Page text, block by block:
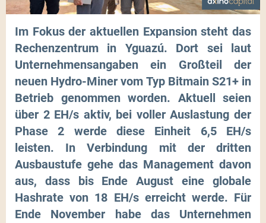
Im Fokus der aktuellen Expansion steht das
Rechenzentrum in Yguazú. Dort sei laut
Unternehmensangaben ein Großteil der
neuen Hydro-Miner vom Typ Bitmain S21+ in
Betrieb genommen worden. Aktuell seien
über 2 EH/s aktiv, bei voller Auslastung der
Phase 2 werde diese Einheit 6,5 EH/s
leisten. In Verbindung mit der dritten
Ausbaustufe gehe das Management davon
aus, dass bis Ende August eine globale
Hashrate von 18 EH/s erreicht werde. Für
Ende November habe das Unternehmen